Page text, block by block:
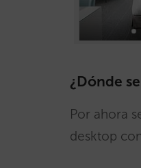
¿Dónde
Por ahora
desktop